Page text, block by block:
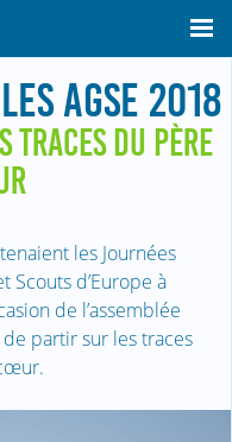
AGSE 2018
TRACES DU PÈRE
les Journées
Scouts d’Europe à
de l’assemblée
de partir sur les traces